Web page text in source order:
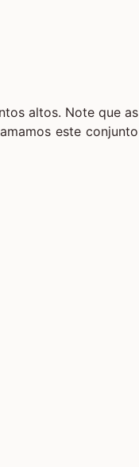
altos. Note que as
este conjunto